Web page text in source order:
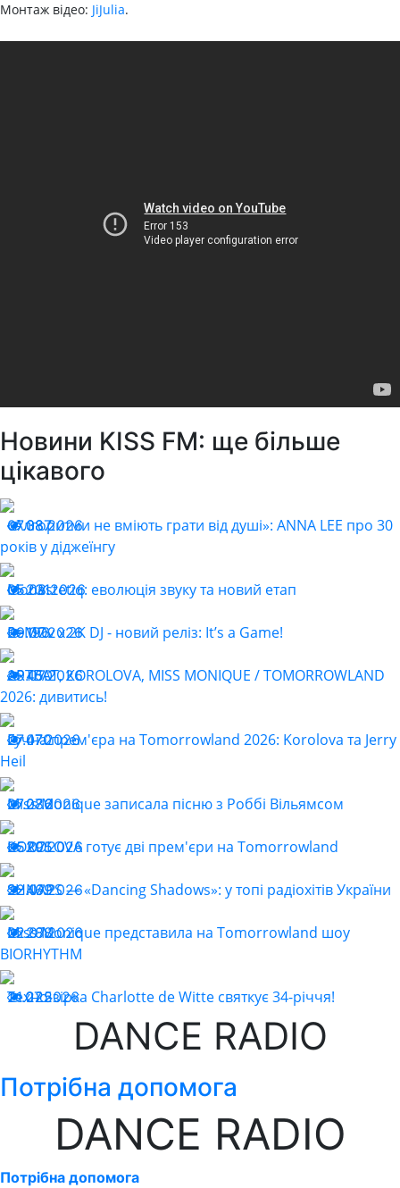
Монтаж відео: JiJulia.
Новини KISS FM: ще більше
цікавого
07.08.2026
387
«Алгоритми не вміють грати від душі»: ANNA LEE про 30
років у діджеїнгу
05.08.2026
231
Monastetiq: еволюція звуку та новий етап
29.07.2026
196
ReMOv x 2K DJ - новий реліз: It’s a Game!
29.07.2026
450
ARTBAT, KOROLOVA, MISS MONIQUE / TOMORROWLAND
2026: дивитись!
27.07.2026
470
Гучна прем'єра на Tomorrowland 2026: Korolova та Jerry
Heil
27.07.2026
286
Miss Monique записала пісню з Роббі Вільямсом
25.07.2026
295
KOROLOVA готує дві прем'єри на Tomorrowland
22.07.2026
469
SHNAPS — «Dancing Shadows»: у топі радіохітів України
22.07.2026
288
Miss Monique представила на Tomorrowland шоу
BIORHYTHM
21.07.2026
225
Техно-зірка Charlotte de Witte святкує 34-річчя!
DANCE RADIO
Потрібна допомога
DANCE RADIO
Потрібна допомога